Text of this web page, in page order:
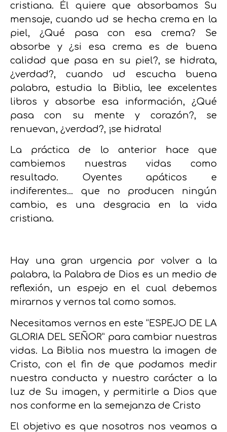
cristiana. Él quiere que absorbamos Su
mensaje, cuando ud se hecha crema en la
piel, ¿Qué pasa con esa crema? Se
absorbe y ¿si esa crema es de buena
calidad que pasa en su piel?, se hidrata,
¿verdad?, cuando ud escucha buena
palabra, estudia la Biblia, lee excelentes
libros y absorbe esa información, ¿Qué
pasa con su mente y corazón?, se
renuevan, ¿verdad?, ¡se hidrata!
La práctica de lo anterior hace que
cambiemos nuestras vidas como
resultado. Oyentes apáticos e
indiferentes… que no producen ningún
cambio, es una desgracia en la vida
cristiana.
Hay una gran urgencia por volver a la
palabra, la Palabra de Dios es un medio de
reflexión, un espejo en el cual debemos
mirarnos y vernos tal como somos.
Necesitamos vernos en este “ESPEJO DE LA
GLORIA DEL SEÑOR” para cambiar nuestras
vidas. La Biblia nos muestra la imagen de
Cristo, con el fin de que podamos medir
nuestra conducta y nuestro carácter a la
luz de Su imagen, y permitirle a Dios que
nos conforme en la semejanza de Cristo
El objetivo es que nosotros nos veamos a